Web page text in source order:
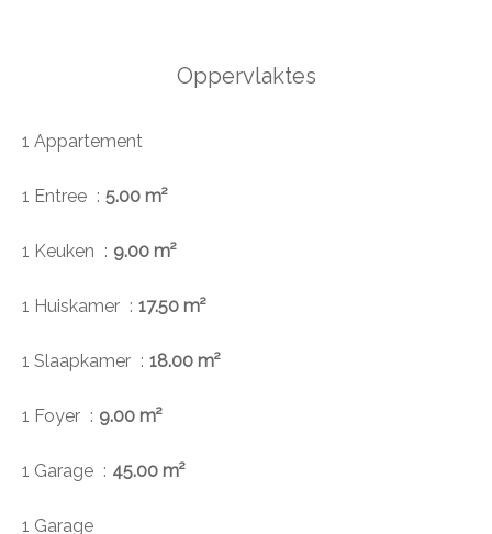
Oppervlaktes
1 Appartement
1 Entree 5.00 m²
1 Keuken 9.00 m²
1 Huiskamer 17.50 m²
1 Slaapkamer 18.00 m²
1 Foyer 9.00 m²
1 Garage 45.00 m²
1 Garage